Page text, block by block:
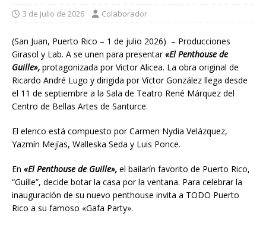
3 de julio de 2026 Colaborador
(San Juan, Puerto Rico – 1 de julio 2026) – Producciones
Girasol y Lab. A se unen para presentar«El Penthouse de
Guille», protagonizada por Victor Alicea. La obra original de
Ricardo André Lugo y dirigida por Víctor González llega desde
el 11 de septiembre a la Sala de Teatro René Márquez del
Centro de Bellas Artes de Santurce.
El elenco está compuesto por Carmen Nydia Velázquez,
Yazmín Mejías, Walleska Seda y Luis Ponce.
En «El Penthouse de Guille», el bailarín favorito de Puerto Rico,
“Guille”, decide botar la casa por la ventana. Para celebrar la
inauguración de su nuevo penthouse invita a TODO Puerto
Rico a su famoso «Gafa Party».